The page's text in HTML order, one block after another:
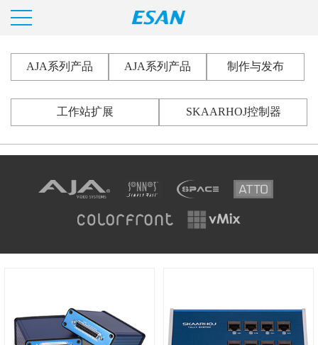
AJA系列产品 AJA系列产品 制作与发布
工作站扩展 SKAARHOJ控制器